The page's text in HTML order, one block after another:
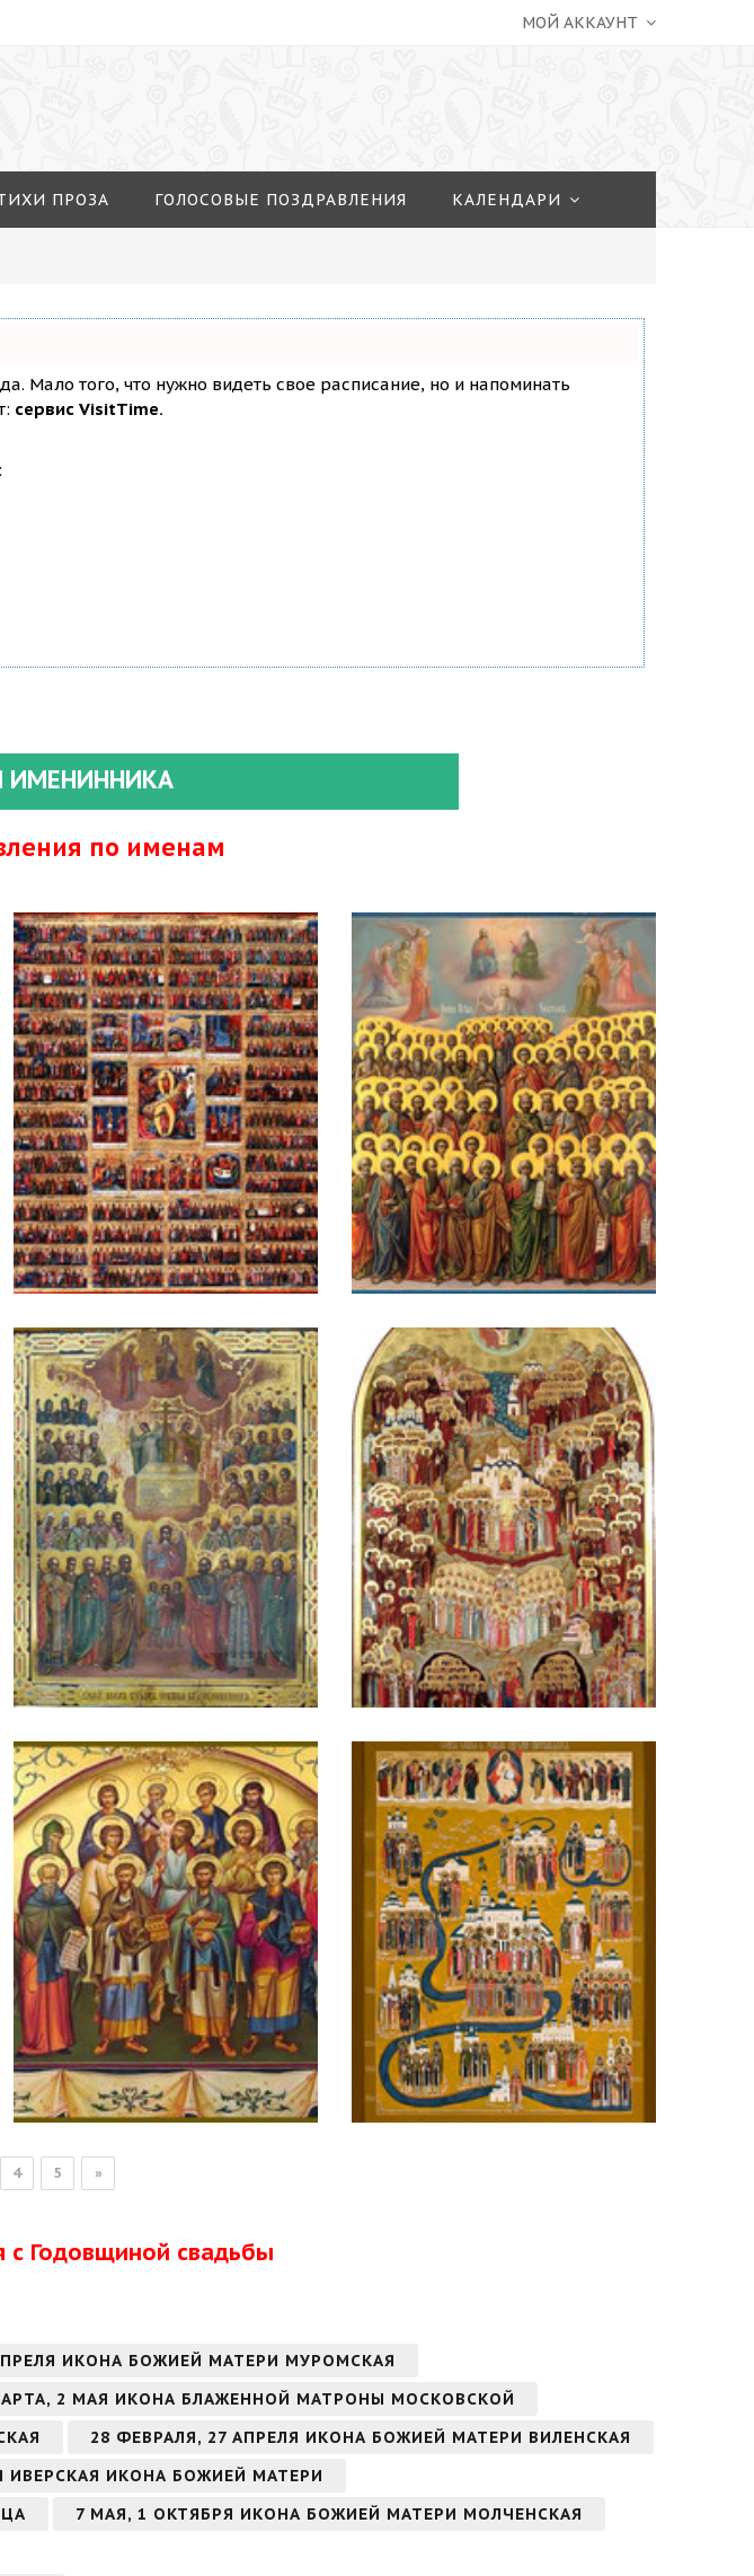
МОЙ АККАУНТ
ПРОЗА ГОЛОСОВЫЕ ПОЗДРАВЛЕНИЯ КАЛЕНДАРИ
Мало того, что нужно видеть свое расписание, но и напоминать
сервис VisitTime.
ИМЕНИННИКА
по именам
4 5 »
с Годовщиной свадьбы
ИКОНА БОЖИЕЙ МАТЕРИ МУРОМСКАЯ
2 МАЯ ИКОНА БЛАЖЕННОЙ МАТРОНЫ МОСКОВСКОЙ
28 ФЕВРАЛЯ, 27 АПРЕЛЯ ИКОНА БОЖИЕЙ МАТЕРИ ВИЛЕНСКАЯ
ИВЕРСКАЯ ИКОНА БОЖИЕЙ МАТЕРИ
7 МАЯ, 1 ОКТЯБРЯ ИКОНА БОЖИЕЙ МАТЕРИ МОЛЧЕНСКАЯ